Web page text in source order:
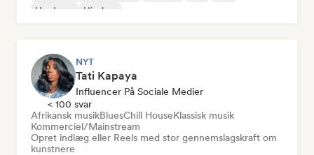
Hardcore
Hip-hop
NYT
Tati Kapaya
Influencer På Sociale Medier
< 100 svar
Afrikansk musikBluesChill HouseKlassisk musik
Kommerciel/Mainstream
Opret indlæg eller Reels med stor gennemslagskraft om
kunstnere